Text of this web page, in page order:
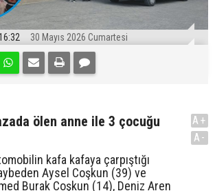
30 Mayıs 2026 Cumartesi
ölen anne ile 3 çocuğu
kafa kafaya çarpıştığı
Aysel Coşkun (39) ve
Burak Coşkun (14), Deniz Aren
A+
A-